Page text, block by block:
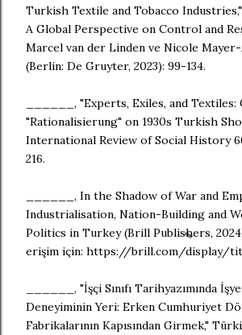
Turkish Textile and Tobacco
A Global Perspective on Control and
Marcel van der Linden ve Nicole Mayer-
(Berlin: De Gruyter, 2023): 99-134.
______, "Experts, Exiles, and Textiles:
"Rationalisierung" on 1930s Turkish
International Review of Social History
216.
______, In the Shadow of War and
Industrialisation, Nation-Building and
Politics in Turkey (Brill Publishers,
erişim için: https://brill.com/display/
______, "İşçi Sınıfı Tarihyazımında
Deneyiminin Yeri: Erken Cumhuriyet
Fabrikalarının Kapısından Girmek,"